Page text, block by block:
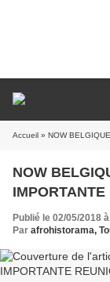
Accueil » NOW BELGIQUE
NOW
Publié le 02/05/2018
Par afrohistorama,